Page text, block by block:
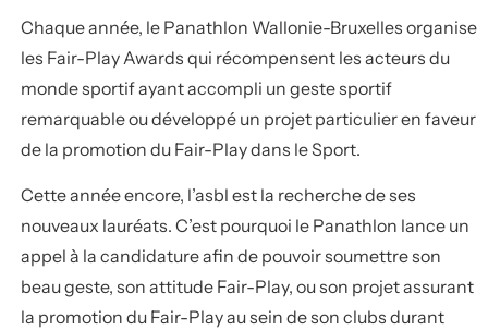
Chaque année, le Panathlon Wallonie-Bruxelles organise
les Fair-Play Awards qui récompensent les acteurs du
monde sportif ayant accompli un geste sportif
remarquable ou développé un projet particulier en faveur
de la promotion du Fair-Play dans le Sport.
Cette année encore, l’asbl est la recherche de ses
nouveaux lauréats. C’est pourquoi le Panathlon lance un
appel à la candidature afin de pouvoir soumettre son
beau geste, son attitude Fair-Play, ou son projet assurant
la promotion du Fair-Play au sein de son clubs durant